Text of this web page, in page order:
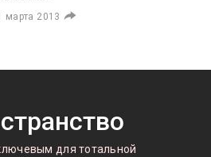
марта 2013
для тотальной